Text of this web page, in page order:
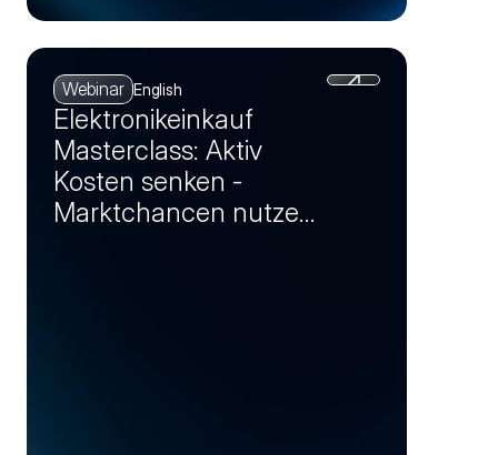
Webinar English
Elektronikeinkauf
Masterclass: Aktiv
Kosten senken -
Marktchancen nutzen